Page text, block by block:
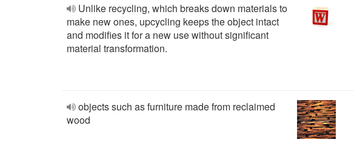
Unlike recycling, which breaks down materials to
make new ones, upcycling keeps the object intact
and modifies it for a new use without significant
material transformation.
objects such as furniture made from reclaimed
wood